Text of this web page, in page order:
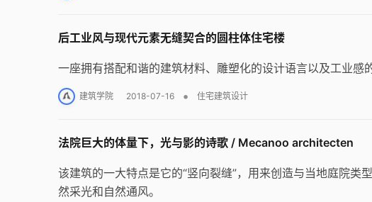
后工业风与现代元素无缝契合的圆柱体住宅楼
一座拥有搭配和谐的建筑材料、雕塑化的设计语言以及工业感
建筑学院 2018-07-16 • 住宅建筑设计
法院巨大的体量下，光与影的诗歌 / Mecanoo architecten
该建筑的一大特点是它的“竖向裂缝”，用来创造与当地庭院类
然采光和自然通风。